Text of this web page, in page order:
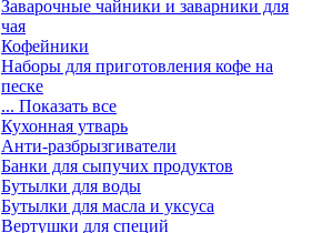
Заварочные чайники и заварники для
чая
Кофейники
Наборы для приготовления кофе на
песке
... Показать все
Кухонная утварь
Анти-разбрызгиватели
Банки для сыпучих продуктов
Бутылки для воды
Бутылки для масла и уксуса
Вертушки для специй